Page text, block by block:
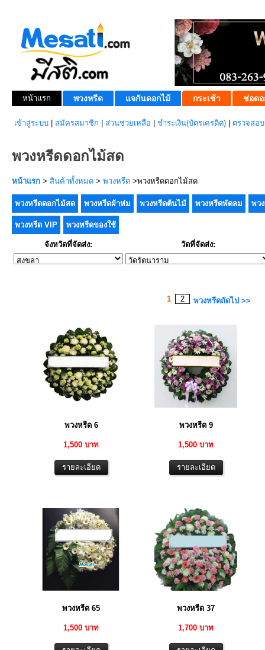
หน้าแรก พวงหรีด แจกันดอกไม้ กระเช้า ช่อดอ
เข้าสู่ระบบ สมัครสมาชิก ส่วนช่วยเหลือ ชำระเงิน(บัตรเครดิต) ตรวจสอ
พวงหรีดดอกไม้สด
หน้าแรก > สินค้าทั้งหมด > พวงหรีด >พวงหรีดดอกไม้สด
พวงหรีดดอกไม้สด พวงหรีดผ้าห่ม พวงหรีดต้นไม้ พวงหรีดพัดลม พว
พวงหรีด VIP พวงหรีดของใช้
จังหวัดที่จัดส่ง: วัดที่จัดส่ง:
1 2 พวงหรีดถัดไป >>
พวงหรีด 6
1,500 บาท
พวงหรีด 9
1,500 บาท
พวงหรีด 65
1,500 บาท
พวงหรีด 37
1,700 บาท